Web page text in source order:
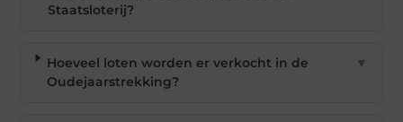
Staatsloterij?
Hoeveel loten worden er verkocht in de
Oudejaarstrekking?
▼